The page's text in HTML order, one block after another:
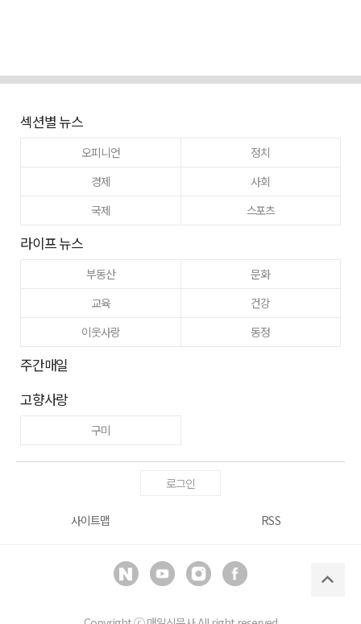
섹션별 뉴스
오피니언
정치
경제
사회
국제
스포츠
라이프 뉴스
부동산
문화
교육
건강
이웃사랑
동정
주간매일
고향사랑
구미
로그인
사이트맵 RSS